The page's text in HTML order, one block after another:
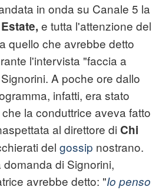
in onda su Canale 5 la
Estate, e tutta l'attenzione del
quello che avrebbe detto
l'intervista "faccia a
A poche ore dallo
infatti, era stato
la conduttrice aveva fatto
al direttore di Chi
del gossip nostrano.
di Signorini,
avrebbe detto: "Io penso